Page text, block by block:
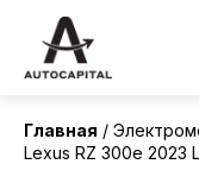
Главная
Lexus RZ 300e 2023
Китай
Без пробега